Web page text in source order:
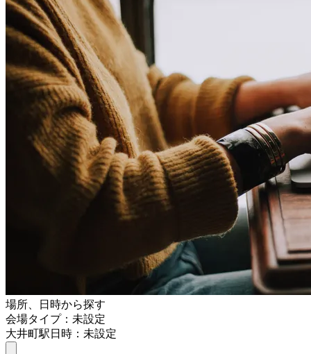
場所、日時から探す
会場タイプ：未設定
大井町駅日時：未設定